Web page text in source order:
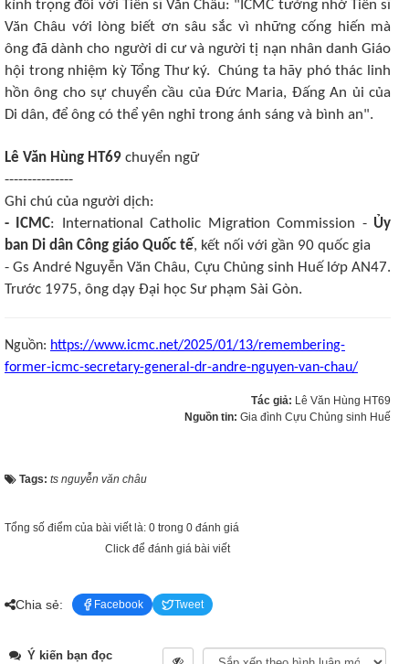
kính trọng đối với Tiến sĩ Văn Châu: "ICMC tưởng nhớ Tiến sĩ
Văn Châu với lòng biết ơn sâu sắc vì những cống hiến mà
ông đã dành cho người di cư và người tị nạn nhân danh Giáo
hội trong nhiệm kỳ Tổng Thư ký. Chúng ta hãy phó thác linh
hồn ông cho sự chuyển cầu của Đức Maria, Đấng An ủi của
Di dân, để ông có thể yên nghỉ trong ánh sáng và bình an".
Lê Văn Hùng HT69 chuyển ngữ
---------------
Ghi chú của người dịch:
- ICMC: International Catholic Migration Commission - Ủy
ban Di dân Công giáo Quốc tế, kết nối với gần 90 quốc gia
- Gs André Nguyễn Văn Châu, Cựu Chủng sinh Huế lớp AN47.
Trước 1975, ông dạy Đại học Sư phạm Sài Gòn.
Nguồn: https://www.icmc.net/2025/01/13/remembering-
former-icmc-secretary-general-dr-andre-nguyen-van-chau/
Tác giả: Lê Văn Hùng HT69
Nguồn tin: Gia đình Cựu Chủng sinh Huế
Tags: ts nguyễn văn châu
Tổng số điểm của bài viết là: 0 trong 0 đánh giá
Click để đánh giá bài viết
Chia sẻ: Facebook Tweet
Ý kiến bạn đọc